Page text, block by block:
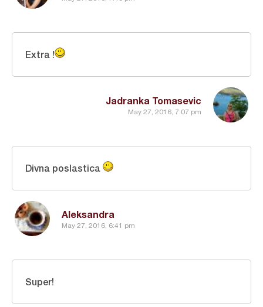
Jadranka Tomasevic
May 27, 2016, 7:07 pm
Extra !
Aleksandra
May 27, 2016, 6:41 pm
Divna poslastica
Super!